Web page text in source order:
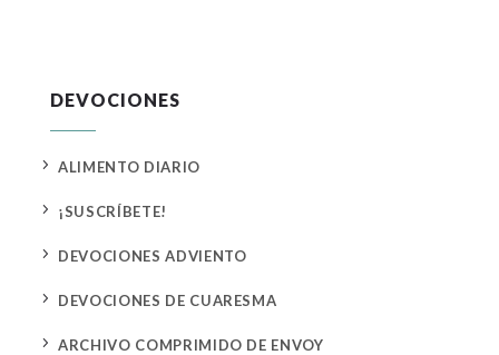
DEVOCIONES
5 ALIMENTO DIARIO
5 ¡SUSCRÍBETE!
5 DEVOCIONES ADVIENTO
5 DEVOCIONES DE CUARESMA
5 ARCHIVO COMPRIMIDO DE ENVOY